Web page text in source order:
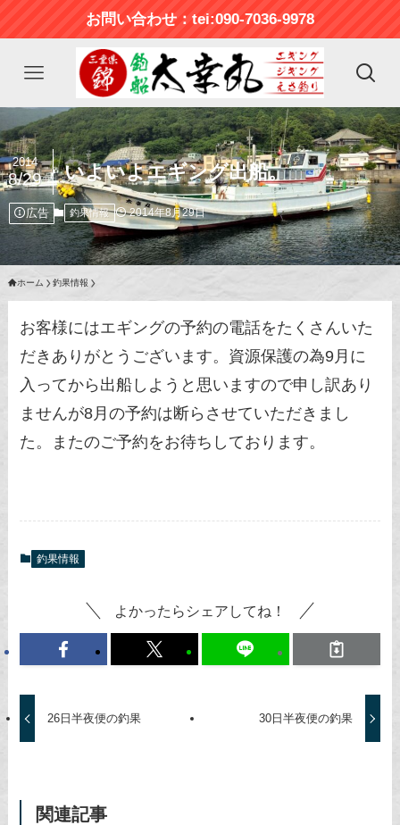
お問い合わせ：tei:090-7036-9978
いよいよエギング出船。
2014
8/29
広告 釣果情報 2014年8月29日
ホーム 釣果情報
お客様にはエギングの予約の電話をたくさんいた
だきありがとうございます。資源保護の為9月に
入ってから出船しようと思いますので申し訳あり
ませんが8月の予約は断らさせていただきまし
た。またのご予約をお待ちしております。
釣果情報
よかったらシェアしてね！
26日半夜便の釣果 30日半夜便の釣果
関連記事